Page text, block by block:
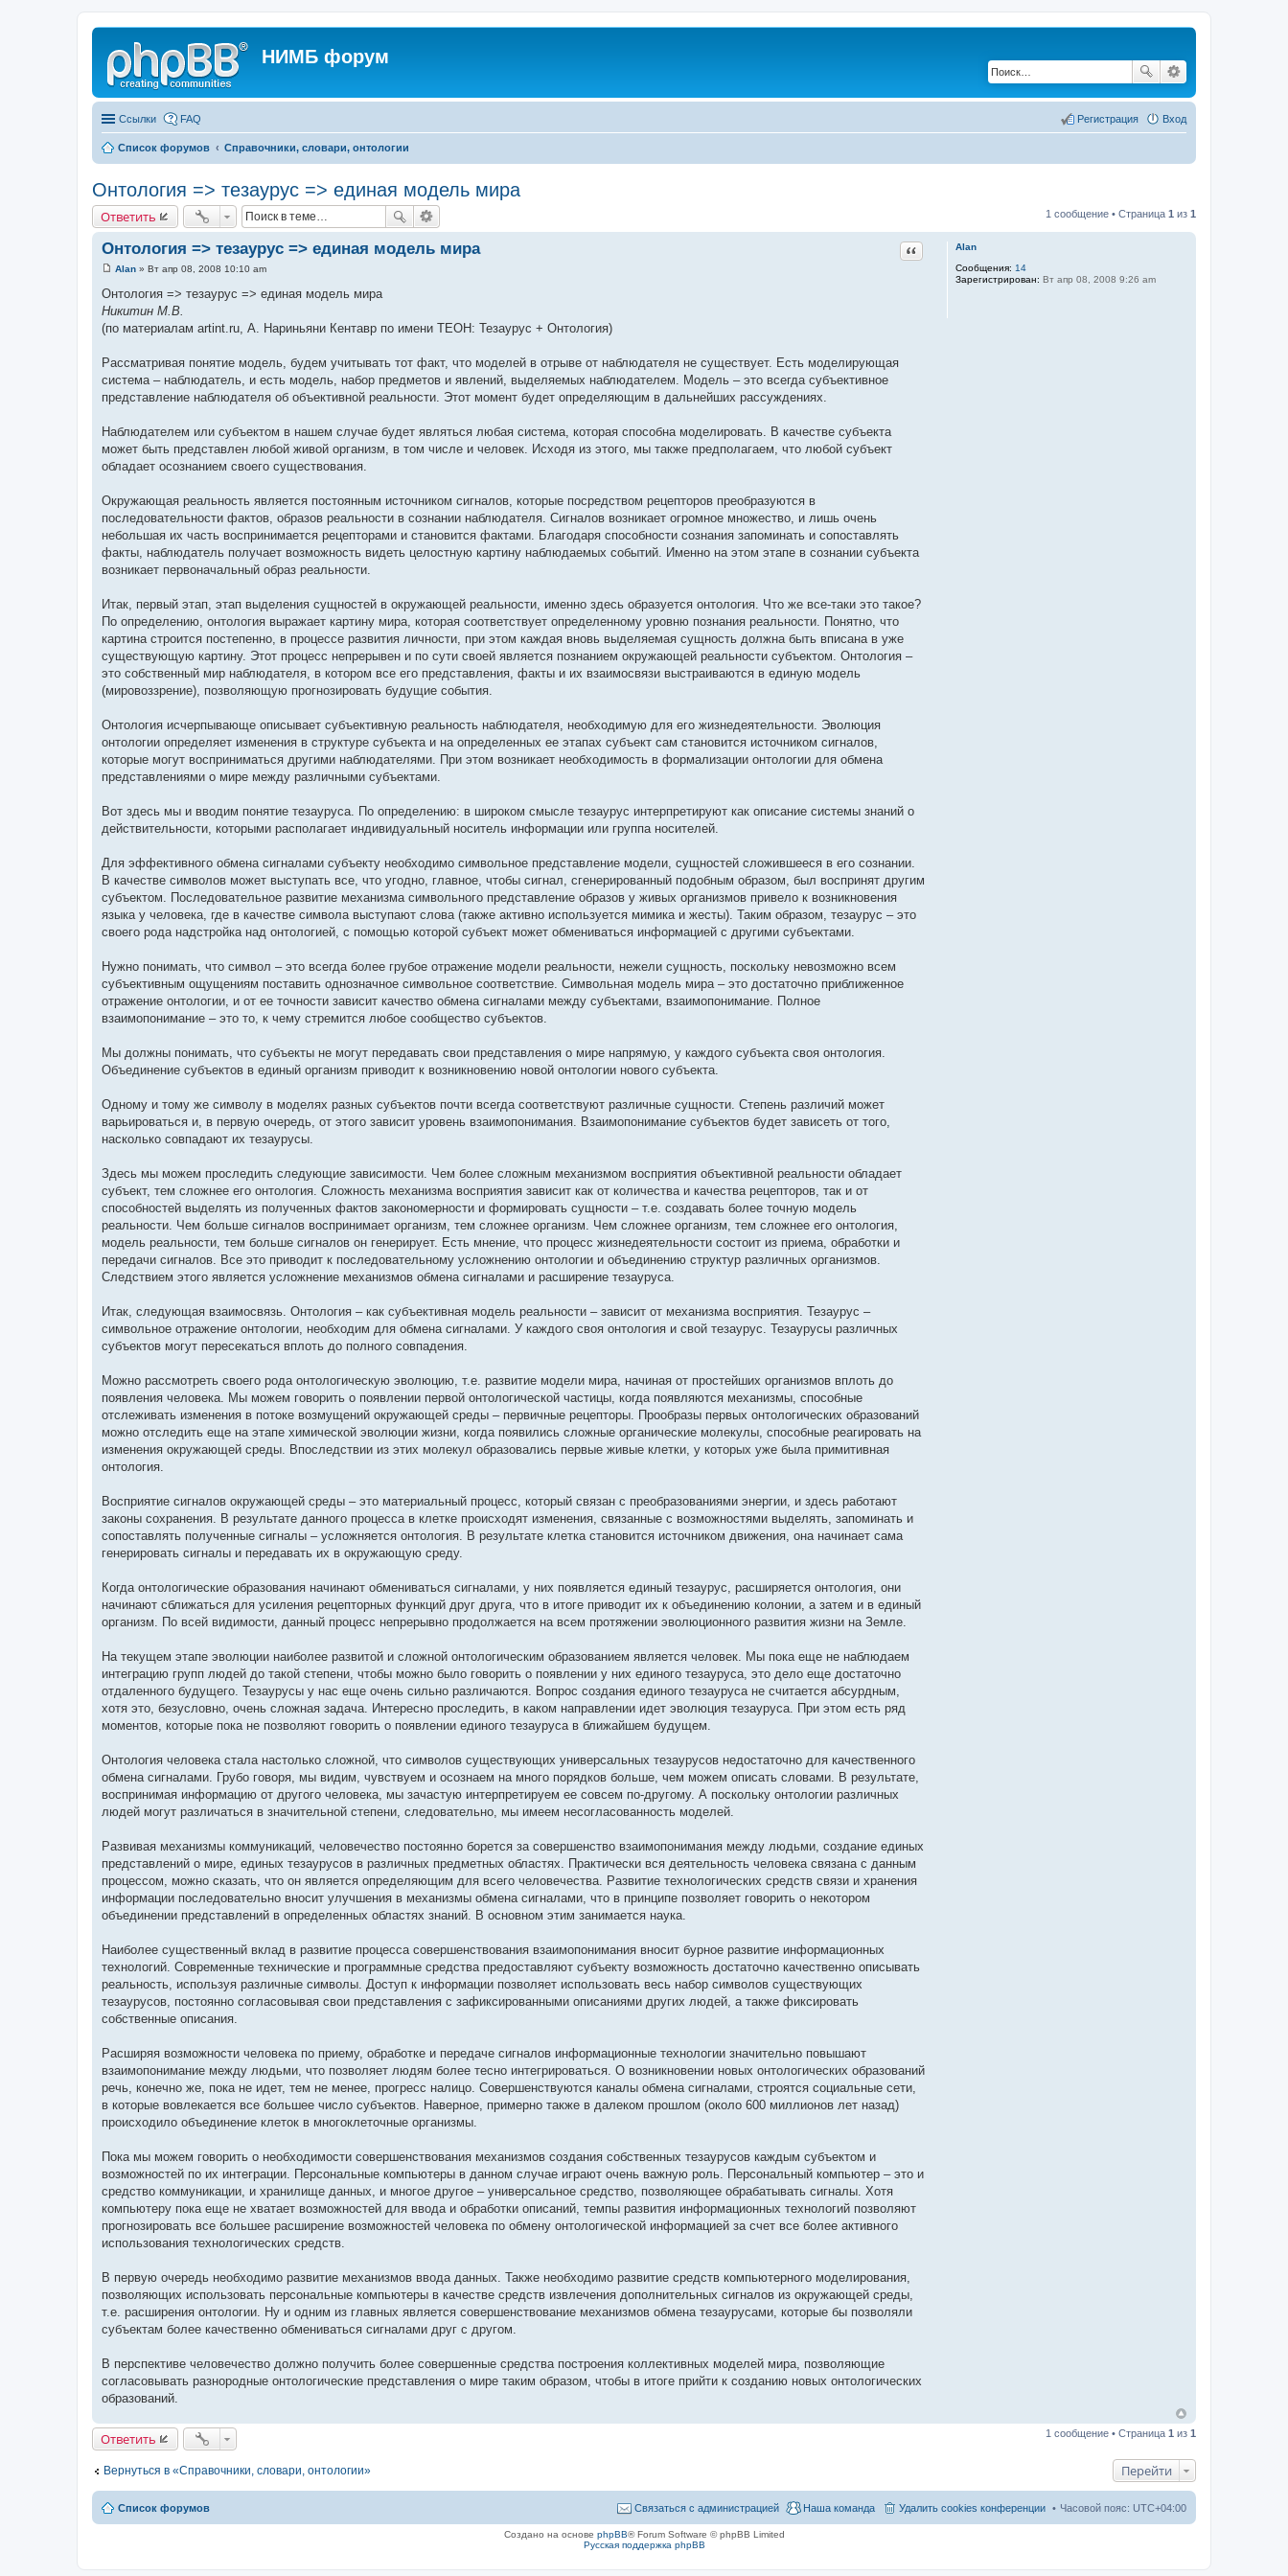
НИМБ форум
Ссылки FAQ Вход
Регистрация
Список форумов Справочники, словари, онтологии
Онтология => тезаурус => единая модель мира
Ответить 1 сообщение • Страница 1 из 1
Alan
Сообщения: 14
Зарегистрирован: Вт апр 08, 2008 9:26 am
Онтология => тезаурус => единая модель мира Цитата
о
б
е
е
Alan » Вт апр 08, 2008 10:10 am
Онтология => тезаурус => единая модель мира
Никитин М.В.
(по материалам artint.ru, А. Нариньяни Кентавр по имени ТЕОН: Тезаурус + Онтология)
Рассматривая понятие модель, будем учитывать тот факт, что моделей в отрыве от наблюдателя не существует. Есть моделирующая
система – наблюдатель, и есть модель, набор предметов и явлений, выделяемых наблюдателем. Модель – это всегда субъективное
представление наблюдателя об объективной реальности. Этот момент будет определяющим в дальнейших рассуждениях.
Наблюдателем или субъектом в нашем случае будет являться любая система, которая способна моделировать. В качестве субъекта
может быть представлен любой живой организм, в том числе и человек. Исходя из этого, мы также предполагаем, что любой субъект
обладает осознанием своего существования.
Окружающая реальность является постоянным источником сигналов, которые посредством рецепторов преобразуются в
последовательности фактов, образов реальности в сознании наблюдателя. Сигналов возникает огромное множество, и лишь очень
небольшая их часть воспринимается рецепторами и становится фактами. Благодаря способности сознания запоминать и сопоставлять
факты, наблюдатель получает возможность видеть целостную картину наблюдаемых событий. Именно на этом этапе в сознании субъекта
возникает первоначальный образ реальности.
Итак, первый этап, этап выделения сущностей в окружающей реальности, именно здесь образуется онтология. Что же все-таки это такое?
По определению, онтология выражает картину мира, которая соответствует определенному уровню познания реальности. Понятно, что
картина строится постепенно, в процессе развития личности, при этом каждая вновь выделяемая сущность должна быть вписана в уже
существующую картину. Этот процесс непрерывен и по сути своей является познанием окружающей реальности субъектом. Онтология –
это собственный мир наблюдателя, в котором все его представления, факты и их взаимосвязи выстраиваются в единую модель
(мировоззрение), позволяющую прогнозировать будущие события.
Онтология исчерпывающе описывает субъективную реальность наблюдателя, необходимую для его жизнедеятельности. Эволюция
онтологии определяет изменения в структуре субъекта и на определенных ее этапах субъект сам становится источником сигналов,
которые могут восприниматься другими наблюдателями. При этом возникает необходимость в формализации онтологии для обмена
представлениями о мире между различными субъектами.
Вот здесь мы и вводим понятие тезауруса. По определению: в широком смысле тезаурус интерпретируют как описание системы знаний о
действительности, которыми располагает индивидуальный носитель информации или группа носителей.
Для эффективного обмена сигналами субъекту необходимо символьное представление модели, сущностей сложившееся в его сознании.
В качестве символов может выступать все, что угодно, главное, чтобы сигнал, сгенерированный подобным образом, был воспринят другим
субъектом. Последовательное развитие механизма символьного представление образов у живых организмов привело к возникновения
языка у человека, где в качестве символа выступают слова (также активно используется мимика и жесты). Таким образом, тезаурус – это
своего рода надстройка над онтологией, с помощью которой субъект может обмениваться информацией с другими субъектами.
Нужно понимать, что символ – это всегда более грубое отражение модели реальности, нежели сущность, поскольку невозможно всем
субъективным ощущениям поставить однозначное символьное соответствие. Символьная модель мира – это достаточно приближенное
отражение онтологии, и от ее точности зависит качество обмена сигналами между субъектами, взаимопонимание. Полное
взаимопонимание – это то, к чему стремится любое сообщество субъектов.
Мы должны понимать, что субъекты не могут передавать свои представления о мире напрямую, у каждого субъекта своя онтология.
Объединение субъектов в единый организм приводит к возникновению новой онтологии нового субъекта.
Одному и тому же символу в моделях разных субъектов почти всегда соответствуют различные сущности. Степень различий может
варьироваться и, в первую очередь, от этого зависит уровень взаимопонимания. Взаимопонимание субъектов будет зависеть от того,
насколько совпадают их тезаурусы.
Здесь мы можем проследить следующие зависимости. Чем более сложным механизмом восприятия объективной реальности обладает
субъект, тем сложнее его онтология. Сложность механизма восприятия зависит как от количества и качества рецепторов, так и от
способностей выделять из полученных фактов закономерности и формировать сущности – т.е. создавать более точную модель
реальности. Чем больше сигналов воспринимает организм, тем сложнее организм. Чем сложнее организм, тем сложнее его онтология,
модель реальности, тем больше сигналов он генерирует. Есть мнение, что процесс жизнедеятельности состоит из приема, обработки и
передачи сигналов. Все это приводит к последовательному усложнению онтологии и объединению структур различных организмов.
Следствием этого является усложнение механизмов обмена сигналами и расширение тезауруса.
Итак, следующая взаимосвязь. Онтология – как субъективная модель реальности – зависит от механизма восприятия. Тезаурус –
символьное отражение онтологии, необходим для обмена сигналами. У каждого своя онтология и свой тезаурус. Тезаурусы различных
субъектов могут пересекаться вплоть до полного совпадения.
Можно рассмотреть своего рода онтологическую эволюцию, т.е. развитие модели мира, начиная от простейших организмов вплоть до
появления человека. Мы можем говорить о появлении первой онтологической частицы, когда появляются механизмы, способные
отслеживать изменения в потоке возмущений окружающей среды – первичные рецепторы. Прообразы первых онтологических образований
можно отследить еще на этапе химической эволюции жизни, когда появились сложные органические молекулы, способные реагировать на
изменения окружающей среды. Впоследствии из этих молекул образовались первые живые клетки, у которых уже была примитивная
онтология.
Восприятие сигналов окружающей среды – это материальный процесс, который связан с преобразованиями энергии, и здесь работают
законы сохранения. В результате данного процесса в клетке происходят изменения, связанные с возможностями выделять, запоминать и
сопоставлять полученные сигналы – усложняется онтология. В результате клетка становится источником движения, она начинает сама
генерировать сигналы и передавать их в окружающую среду.
Когда онтологические образования начинают обмениваться сигналами, у них появляется единый тезаурус, расширяется онтология, они
начинают сближаться для усиления рецепторных функций друг друга, что в итоге приводит их к объединению колонии, а затем и в единый
организм. По всей видимости, данный процесс непрерывно продолжается на всем протяжении эволюционного развития жизни на Земле.
На текущем этапе эволюции наиболее развитой и сложной онтологическим образованием является человек. Мы пока еще не наблюдаем
интеграцию групп людей до такой степени, чтобы можно было говорить о появлении у них единого тезауруса, это дело еще достаточно
отдаленного будущего. Тезаурусы у нас еще очень сильно различаются. Вопрос создания единого тезауруса не считается абсурдным,
хотя это, безусловно, очень сложная задача. Интересно проследить, в каком направлении идет эволюция тезауруса. При этом есть ряд
моментов, которые пока не позволяют говорить о появлении единого тезауруса в ближайшем будущем.
Онтология человека стала настолько сложной, что символов существующих универсальных тезаурусов недостаточно для качественного
обмена сигналами. Грубо говоря, мы видим, чувствуем и осознаем на много порядков больше, чем можем описать словами. В результате,
воспринимая информацию от другого человека, мы зачастую интерпретируем ее совсем по-другому. А поскольку онтологии различных
людей могут различаться в значительной степени, следовательно, мы имеем несогласованность моделей.
Развивая механизмы коммуникаций, человечество постоянно борется за совершенство взаимопонимания между людьми, создание единых
представлений о мире, единых тезаурусов в различных предметных областях. Практически вся деятельность человека связана с данным
процессом, можно сказать, что он является определяющим для всего человечества. Развитие технологических средств связи и хранения
информации последовательно вносит улучшения в механизмы обмена сигналами, что в принципе позволяет говорить о некотором
объединении представлений в определенных областях знаний. В основном этим занимается наука.
Наиболее существенный вклад в развитие процесса совершенствования взаимопонимания вносит бурное развитие информационных
технологий. Современные технические и программные средства предоставляют субъекту возможность достаточно качественно описывать
реальность, используя различные символы. Доступ к информации позволяет использовать весь набор символов существующих
тезаурусов, постоянно согласовывая свои представления с зафиксированными описаниями других людей, а также фиксировать
собственные описания.
Расширяя возможности человека по приему, обработке и передаче сигналов информационные технологии значительно повышают
взаимопонимание между людьми, что позволяет людям более тесно интегрироваться. О возникновении новых онтологических образований
речь, конечно же, пока не идет, тем не менее, прогресс налицо. Совершенствуются каналы обмена сигналами, строятся социальные сети,
в которые вовлекается все большее число субъектов. Наверное, примерно также в далеком прошлом (около 600 миллионов лет назад)
происходило объединение клеток в многоклеточные организмы.
Пока мы можем говорить о необходимости совершенствования механизмов создания собственных тезаурусов каждым субъектом и
возможностей по их интеграции. Персональные компьютеры в данном случае играют очень важную роль. Персональный компьютер – это и
средство коммуникации, и хранилище данных, и многое другое – универсальное средство, позволяющее обрабатывать сигналы. Хотя
компьютеру пока еще не хватает возможностей для ввода и обработки описаний, темпы развития информационных технологий позволяют
прогнозировать все большее расширение возможностей человека по обмену онтологической информацией за счет все более активного
использования технологических средств.
В первую очередь необходимо развитие механизмов ввода данных. Также необходимо развитие средств компьютерного моделирования,
позволяющих использовать персональные компьютеры в качестве средств извлечения дополнительных сигналов из окружающей среды,
т.е. расширения онтологии. Ну и одним из главных является совершенствование механизмов обмена тезаурусами, которые бы позволяли
субъектам более качественно обмениваться сигналами друг с другом.
В перспективе человечество должно получить более совершенные средства построения коллективных моделей мира, позволяющие
согласовывать разнородные онтологические представления о мире таким образом, чтобы в итоге прийти к созданию новых онтологических
образований.
Ответить 1 сообщение • Страница 1 из 1
Вернуться в «Справочники, словари, онтологии» Перейти
Список форумов Часовой пояс: UTC+04:00
Удалить cookies конференции
Наша команда
Связаться с администрацией
Создано на основе phpBB® Forum Software © phpBB Limited
Русская поддержка phpBB